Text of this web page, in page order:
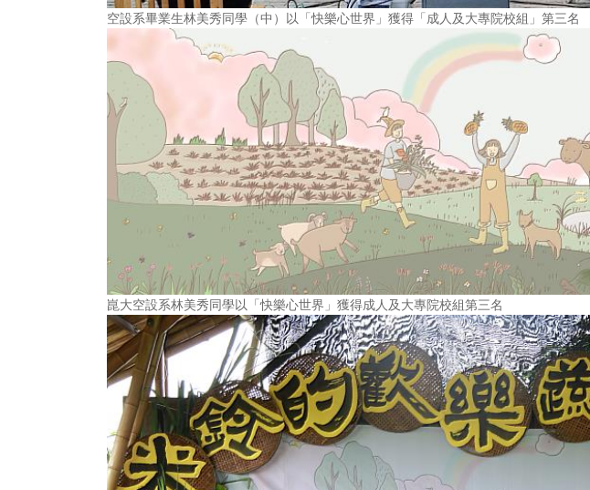
空設系畢業生林美秀同學（中）以「快樂心世界」獲得「成人及大專院校組」第三名
崑大空設系林美秀同學以「快樂心世界」獲得成人及大專院校組第三名